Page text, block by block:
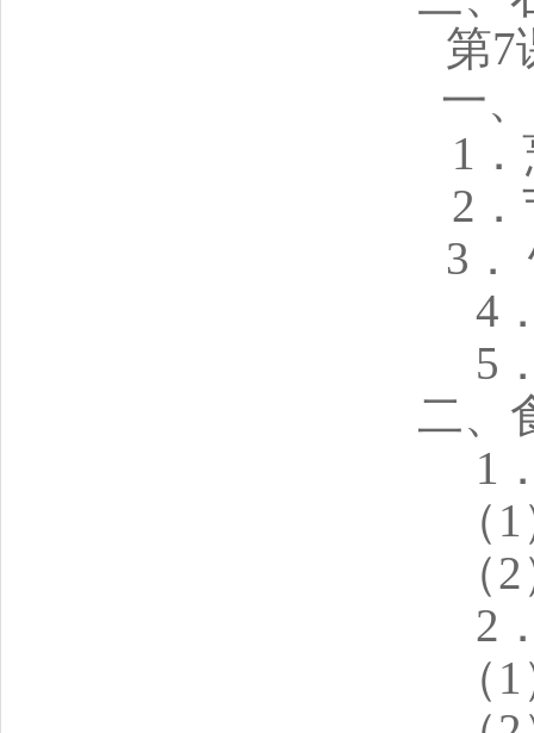
第7
一
1
2
3．
4
5
二、
1
（
（
2
（